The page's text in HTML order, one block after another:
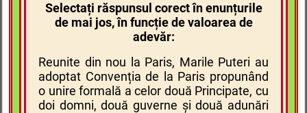
Selectați răspunsul corect înenunțurile
de mai jos,în funcție de valoarea de
adevăr:
Reunite din nou la Paris, Marile Puteri au
adoptat Convenția de la Paris propunând
o unire formală a celor două Principate, cu
doi domni, două guverne și două adunări